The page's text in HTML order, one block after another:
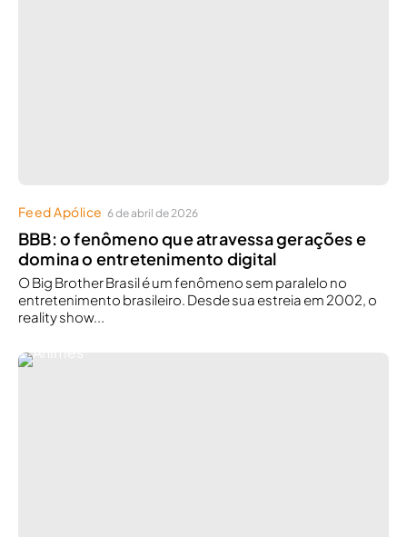
Feed Apólice 6 de abril de 2026
BBB: o fenômeno que atravessa gerações e
domina o entretenimento digital
O Big Brother Brasil é um fenômeno sem paralelo no
entretenimento brasileiro. Desde sua estreia em 2002, o
reality show...